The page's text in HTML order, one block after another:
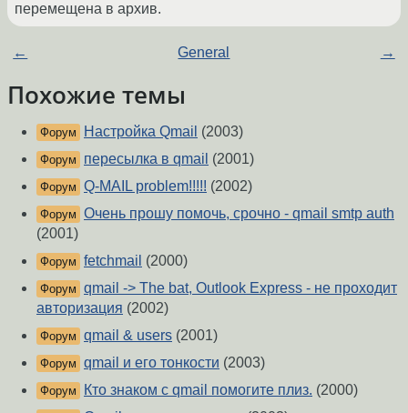
перемещена в архив.
← General →
Похожие темы
Форум Настройка Qmail (2003)
Форум пересылка в qmail (2001)
Форум Q-MAIL problem!!!!! (2002)
Форум Очень прошу помочь, срочно - qmail smtp auth
(2001)
Форум fetchmail (2000)
Форум qmail -> The bat, Outlook Express - не проходит
авторизация (2002)
Форум qmail & users (2001)
Форум qmail и его тонкости (2003)
Форум Кто знаком с qmail помогите плиз. (2000)